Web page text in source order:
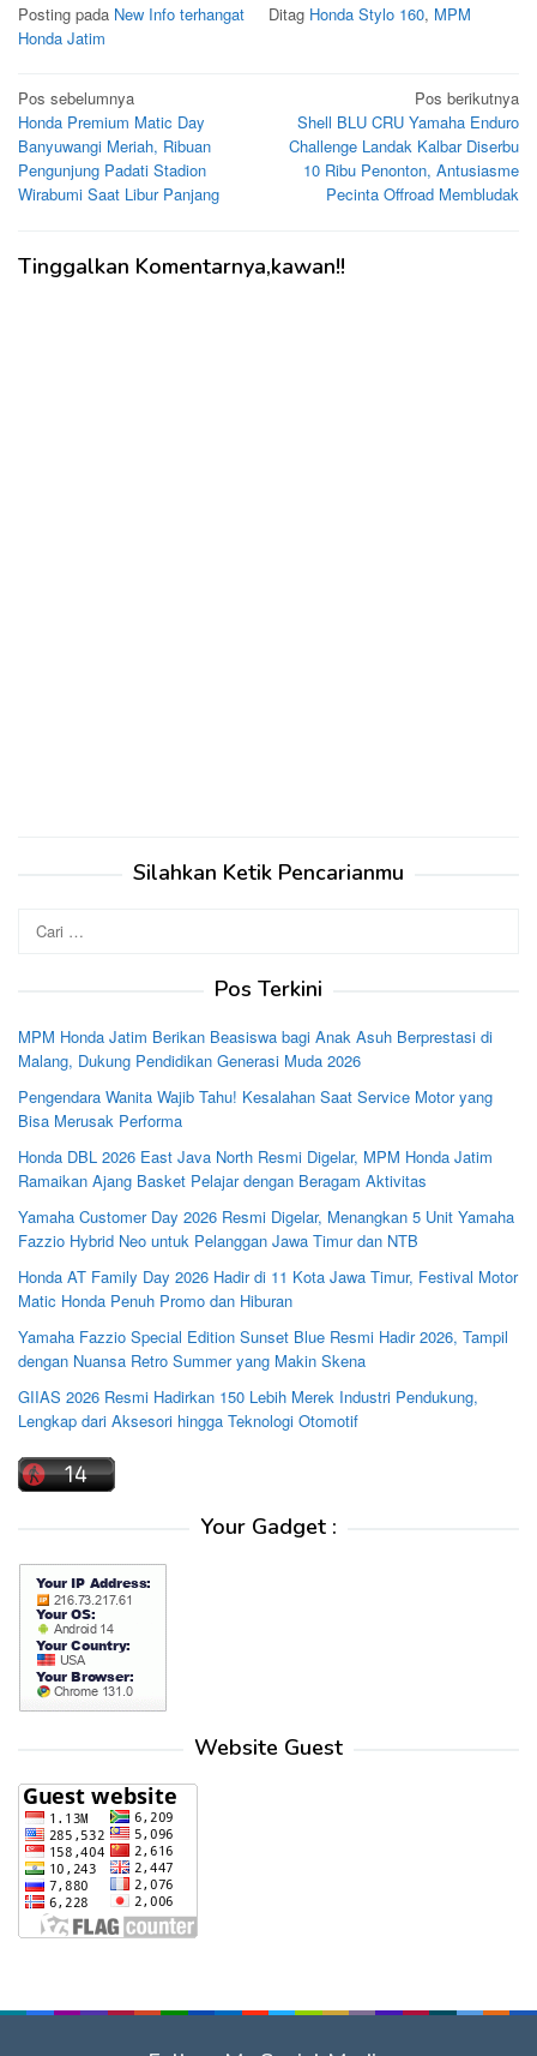
Posting pada New Info terhangat Ditag Honda Stylo 160, MPM
Honda Jatim
Navigasi
pos
Pos sebelumnya
Honda Premium Matic Day
Banyuwangi Meriah, Ribuan
Pengunjung Padati Stadion
Wirabumi Saat Libur Panjang
Pos berikutnya
Shell BLU CRU Yamaha Enduro
Challenge Landak Kalbar Diserbu
10 Ribu Penonton, Antusiasme
Pecinta Offroad Membludak
Tinggalkan Komentarnya,kawan!!
Silahkan Ketik Pencarianmu
untuk:
Pos Terkini
MPM Honda Jatim Berikan Beasiswa bagi Anak Asuh Berprestasi di
Malang, Dukung Pendidikan Generasi Muda 2026
Pengendara Wanita Wajib Tahu! Kesalahan Saat Service Motor yang
Bisa Merusak Performa
Honda DBL 2026 East Java North Resmi Digelar, MPM Honda Jatim
Ramaikan Ajang Basket Pelajar dengan Beragam Aktivitas
Yamaha Customer Day 2026 Resmi Digelar, Menangkan 5 Unit Yamaha
Fazzio Hybrid Neo untuk Pelanggan Jawa Timur dan NTB
Honda AT Family Day 2026 Hadir di 11 Kota Jawa Timur, Festival Motor
Matic Honda Penuh Promo dan Hiburan
Yamaha Fazzio Special Edition Sunset Blue Resmi Hadir 2026, Tampil
dengan Nuansa Retro Summer yang Makin Skena
GIIAS 2026 Resmi Hadirkan 150 Lebih Merek Industri Pendukung,
Lengkap dari Aksesori hingga Teknologi Otomotif
Your Gadget :
Website Guest